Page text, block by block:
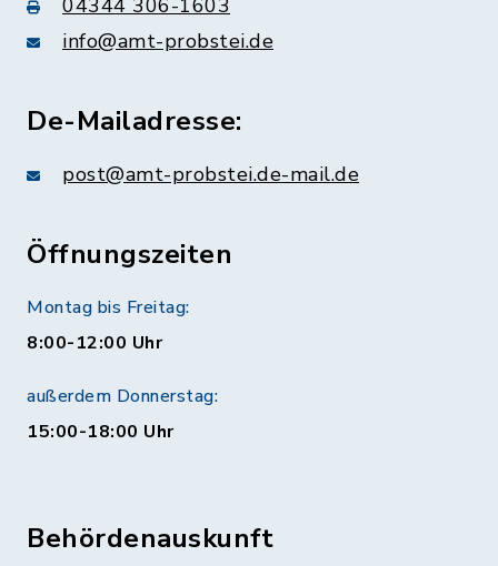
04344 306-1603
info@amt-probstei.de
De-Mailadresse:
post@amt-probstei.de-mail.de
Öffnungszeiten
Montag bis Freitag:
8:00-12:00 Uhr
außerdem Donnerstag:
15:00-18:00 Uhr
Behördenauskunft